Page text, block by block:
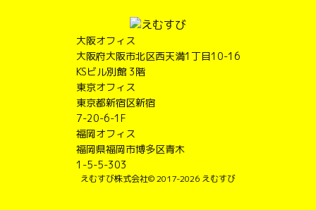
大阪オフィス
大阪府大阪市北区西天満1丁目10-16
KSビル別館 3階
東京オフィス
東京都新宿区新宿
7-20-6-1F
福岡オフィス
福岡県福岡市博多区青木
1-5-5-303
えむすび株式会社© 2017-2026 えむすび